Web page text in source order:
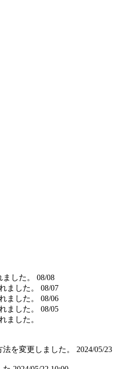
した。
08/08
ました。
08/07
ました。
08/06
ました。
08/05
ました。
を変更しました。
2024/05/23